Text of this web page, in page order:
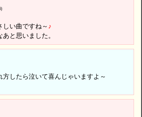
しい曲ですね～ ♪
と思いました。
方したら泣いて喜んじゃいますよ～